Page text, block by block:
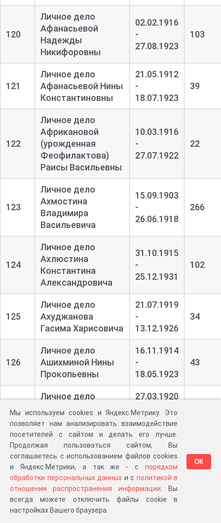
120
Личное дело
Афанасьевой
Надежды
Никифоровны
02.02.1916
-
27.08.1923
103
121
Личное дело
Афанасьевой Нины
Константиновны
21.05.1912
-
18.07.1923
39
122
Личное дело
Африкановой
(урожденная
Феофилактова)
Раисы Васильевны
10.03.1916
-
27.07.1922
22
123
Личное дело
Ахмостина
Владимира
Васильевича
15.09.1903
-
26.06.1918
266
124
Личное дело
Ахлюстина
Константина
Александровича
31.10.1915
-
25.12.1931
102
125
Личное дело
Ахуджанова
Гасима Харисовича
21.07.1919
-
13.12.1926
34
126
Личное дело
Ашихминой Нины
Прокопьевны
16.11.1914
-
18.05.1923
43
127
Личное дело
Бабанова Николая
Петровича
27.03.1920
-
28.03.1921
128
Личное дело Бабея
Демьяна
Михайловича
17.06.1919
-
27.06.1921
39
129
Личное дело
Бабенко Ивана
Васильевича
31.05.1915
-
Мы используем cookies и Яндекс.Метрику. Это
позволяет нам анализировать взаимодействие
посетителей с сайтом и делать его лучше.
Продолжая пользоваться сайтом, Вы
соглашаетесь с использованием файлов cookies
и Яндекс.Метрики, а так же - с порядком
обработки персональных данных и с политикой в
отношении распространения информации . Вы
всегда можете отключить файлы cookie в
настройках Вашего браузера.
ОК